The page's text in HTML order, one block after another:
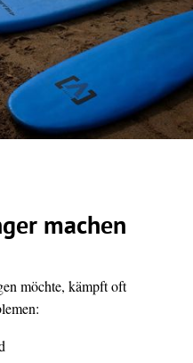
machen
möchte, kämpft oft